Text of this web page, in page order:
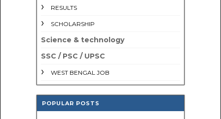
RESULTS
SCHOLARSHIP
Science & technology
SSC / PSC / UPSC
WEST BENGAL JOB
POPULAR POSTS